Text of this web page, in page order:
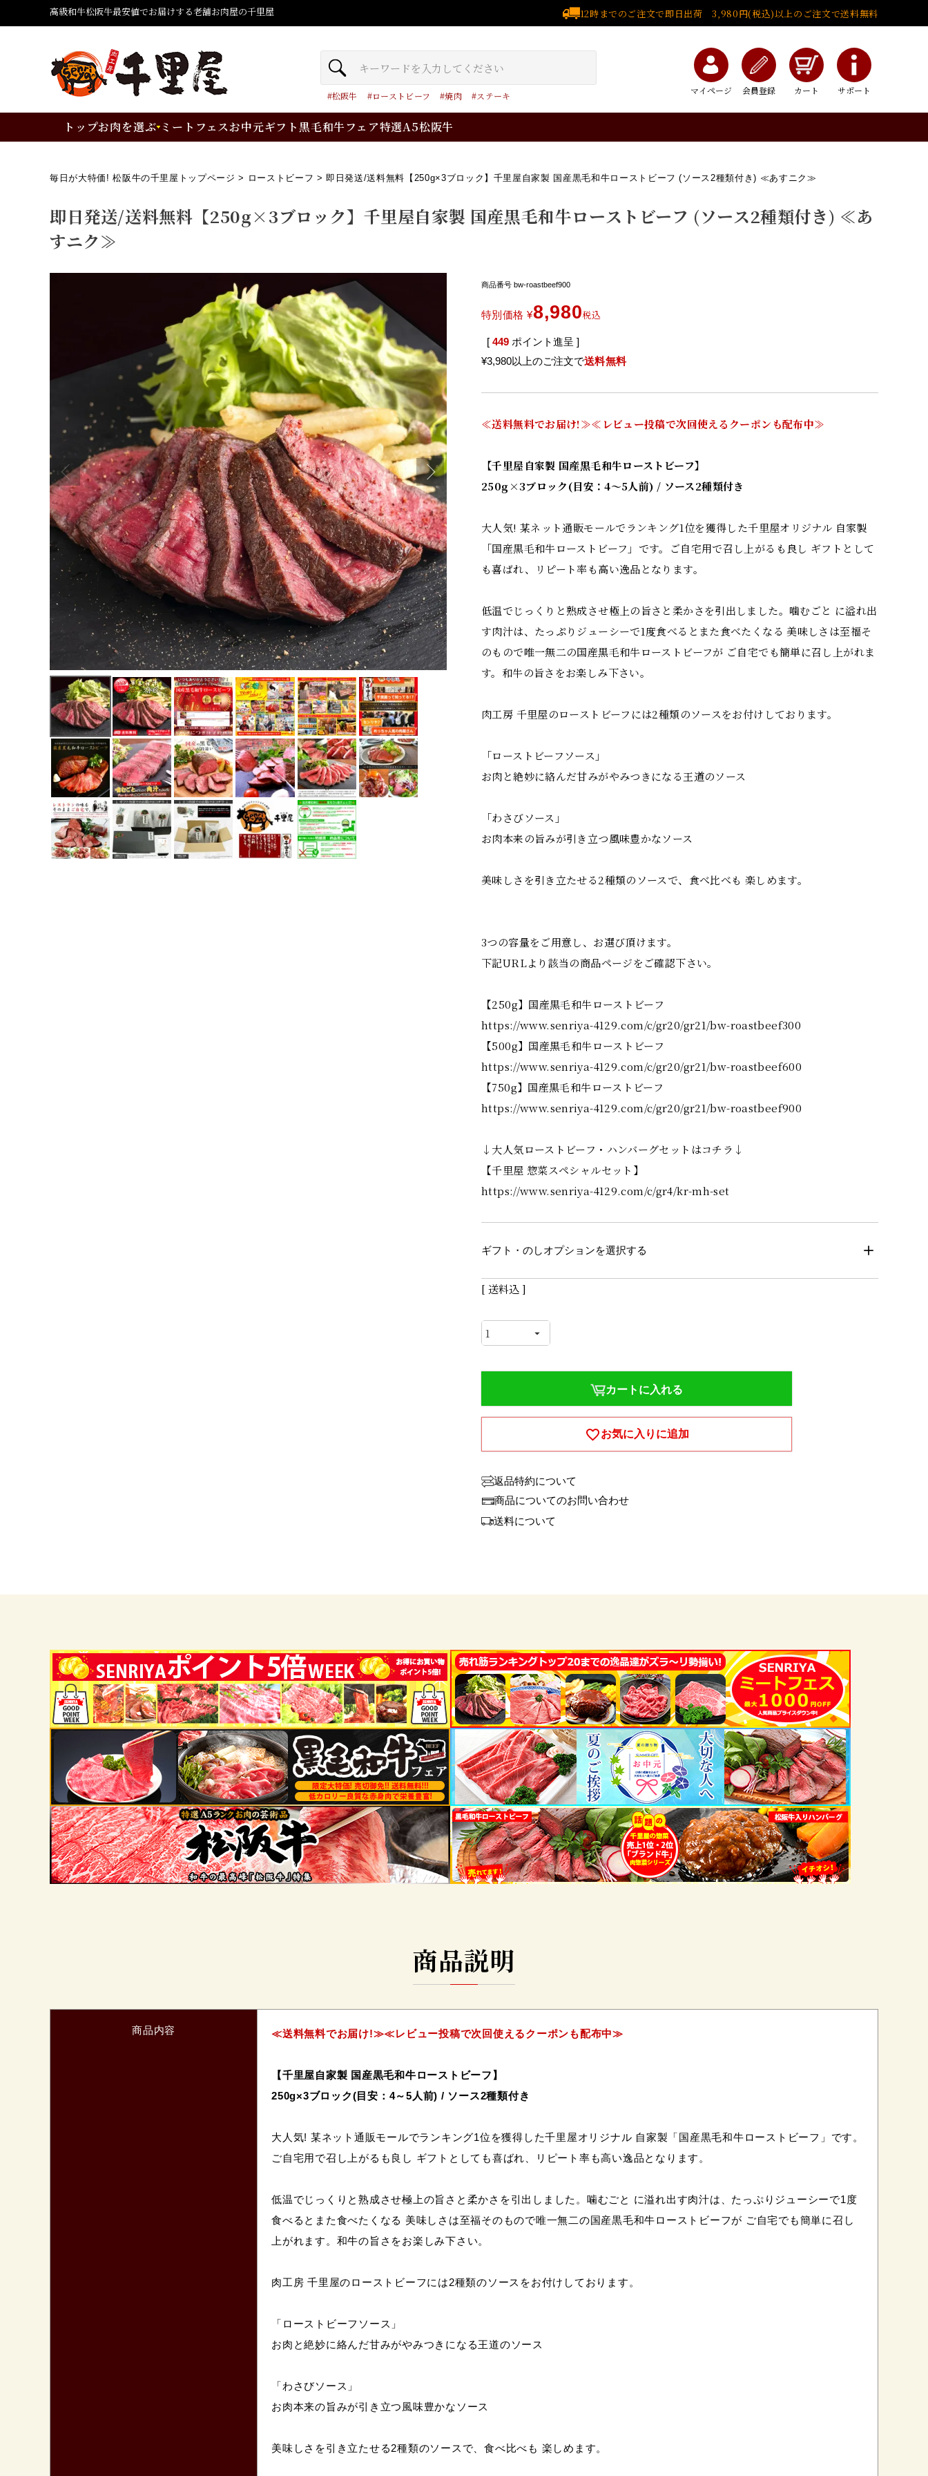
高級和牛松阪牛最安値でお届けする老舗お肉屋の千里屋 12時までのご注文で即日出荷 3,980円(税込)以上のご注文で送料無料
松阪牛 ローストビーフ 焼肉 ステーキ マイページ 会員登録 カート サポート
トップお肉を選ぶ ミートフェスお中元ギフト黒毛和牛フェア特選A5松阪牛
毎日が大特価! 松阪牛の千里屋トップページ ローストビーフ 即日発送/送料無料【250g×3ブロック】千里屋自家製 国産黒毛和牛ローストビーフ (ソース2種類付き) ≪あすニク≫
即日発送/送料無料【250g×3ブロック】千里屋自家製 国産黒毛和牛ローストビーフ (ソース2種類付き) ≪あ
すニク≫
商品番号 bw-roastbeef900
特別価格 ¥8,980税込
[ 449 ポイント進呈 ]
¥3,980以上のご注文で送料無料
≪送料無料でお届け!≫≪レビュー投稿で次回使えるクーポンも配布中≫
【千里屋自家製 国産黒毛和牛ローストビーフ】
250g×3ブロック(目安：4～5人前) / ソース2種類付き
大人気! 某ネット通販モールでランキング1位を獲得した千里屋オリジナル 自家製
「国産黒毛和牛ローストビーフ」です。ご自宅用で召し上がるも良し ギフトとして
も喜ばれ、リピート率も高い逸品となります。
低温でじっくりと熟成させ極上の旨さと柔かさを引出しました。噛むごと に溢れ出
す肉汁は、たっぷりジューシーで1度食べるとまた食べたくなる 美味しさは至福そ
のもので唯一無二の国産黒毛和牛ローストビーフが ご自宅でも簡単に召し上がれま
す。和牛の旨さをお楽しみ下さい。
肉工房 千里屋のローストビーフには2種類のソースをお付けしております。
「ローストビーフソース」
お肉と絶妙に絡んだ甘みがやみつきになる王道のソース
「わさびソース」
お肉本来の旨みが引き立つ風味豊かなソース
美味しさを引き立たせる2種類のソースで、食べ比べも 楽しめます。
3つの容量をご用意し、お選び頂けます。
下記URLより該当の商品ページをご確認下さい。
【250g】国産黒毛和牛ローストビーフ
https://www.senriya-4129.com/c/gr20/gr21/bw-roastbeef300
【500g】国産黒毛和牛ローストビーフ
https://www.senriya-4129.com/c/gr20/gr21/bw-roastbeef600
【750g】国産黒毛和牛ローストビーフ
https://www.senriya-4129.com/c/gr20/gr21/bw-roastbeef900
↓大人気ローストビーフ・ハンバーグセットはコチラ↓
【千里屋 惣菜スペシャルセット】
https://www.senriya-4129.com/c/gr4/kr-mh-set
ギフト・のしオプションを選択する
送料込
お気に入りに追加
カートに入れる
返品特約について
商品についてのお問い合わせ
送料について
商品説明
商品内容 ≪送料無料でお届け!≫≪レビュー投稿で次回使えるクーポンも配布中≫
【千里屋自家製 国産黒毛和牛ローストビーフ】
250g×3ブロック(目安：4～5人前) / ソース2種類付き
大人気! 某ネット通販モールでランキング1位を獲得した千里屋オリジナル 自家製「国産黒毛和牛ローストビーフ」です。
ご自宅用で召し上がるも良し ギフトとしても喜ばれ、リピート率も高い逸品となります。
低温でじっくりと熟成させ極上の旨さと柔かさを引出しました。噛むごと に溢れ出す肉汁は、たっぷりジューシーで1度
食べるとまた食べたくなる 美味しさは至福そのもので唯一無二の国産黒毛和牛ローストビーフが ご自宅でも簡単に召し
上がれます。和牛の旨さをお楽しみ下さい。
肉工房 千里屋のローストビーフには2種類のソースをお付けしております。
「ローストビーフソース」
お肉と絶妙に絡んだ甘みがやみつきになる王道のソース
「わさびソース」
お肉本来の旨みが引き立つ風味豊かなソース
美味しさを引き立たせる2種類のソースで、食べ比べも 楽しめます。